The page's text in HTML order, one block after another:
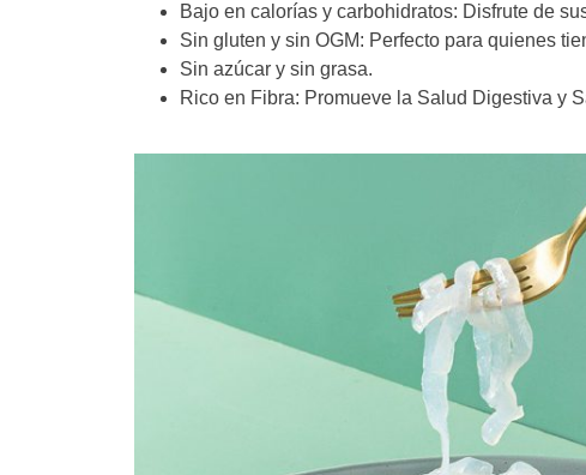
Bajo en calorías y carbohidratos: Disfrute de
Sin gluten y sin OGM: Perfecto para quienes
Sin azúcar y sin grasa.
Rico en Fibra: Promueve la Salud Digestiva y